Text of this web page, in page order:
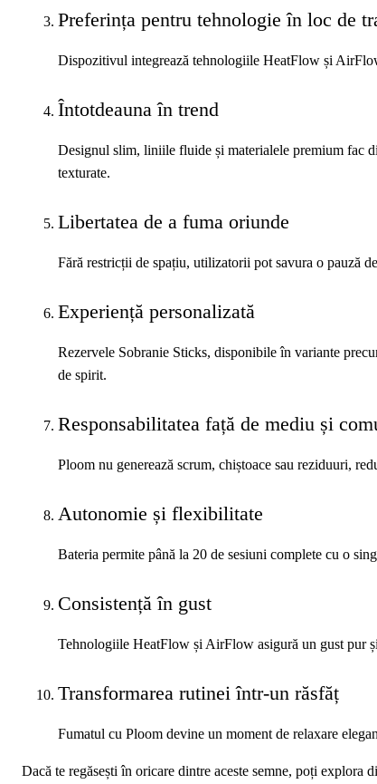
Preferința pentru tehnologie în loc de
Dispozitivul integrează tehnologiile HeatFlow și
Întotdeauna în trend
Designul slim, liniile fluide și materialele premium fac
texturate.
Libertatea de a fuma oriunde
Fără restricții de spațiu, utilizatorii pot savura o pauză
Experiență personalizată
Rezervele Sobranie Sticks, disponibile în variante
de spirit.
Responsabilitatea față de mediu și
Ploom nu generează scrum, chiștoace sau reziduuri,
Autonomie și flexibilitate
Bateria permite până la 20 de sesiuni complete cu o
Consistență în gust
Tehnologiile HeatFlow și AirFlow asigură un gust pur
Transformarea rutinei într-un răsfăț
Fumatul cu Ploom devine un moment de relaxare
Dacă te regăsești în oricare dintre aceste semne, poți explora